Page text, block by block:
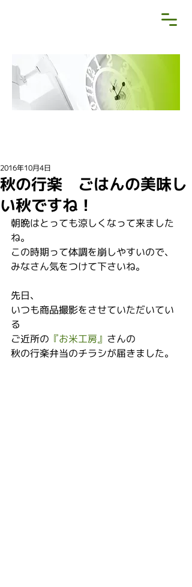
秋の行楽 ごはんの美味し
い秋ですね！
2016年10月4日
朝晩はとっても涼しくなって来ました
ね。
この時期って体調を崩しやすいので、
みなさん気をつけて下さいね。
先日、
いつも商品撮影をさせていただいてい
る
ご近所の 『お米工房』 さんの
秋の行楽弁当のチラシが届きました。